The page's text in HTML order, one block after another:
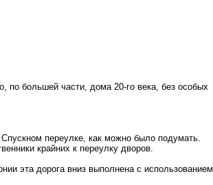
по большей части, дома 20-го века, без особых
переулке, как можно было подумать.
крайних к переулку дворов.
эта дорога вниз выполнена с использованием